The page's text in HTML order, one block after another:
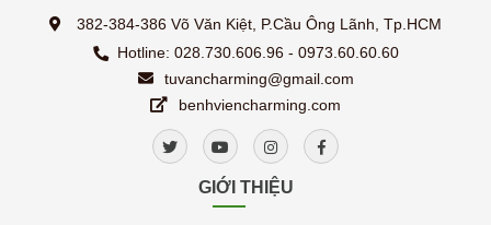
382-384-386 Võ Văn Kiệt, P.Cầu Ông Lãnh, Tp.HCM
Hotline: 028.730.606.96 - 0973.60.60.60
tuvancharming@gmail.com
benhviencharming.com
GIỚI THIỆU